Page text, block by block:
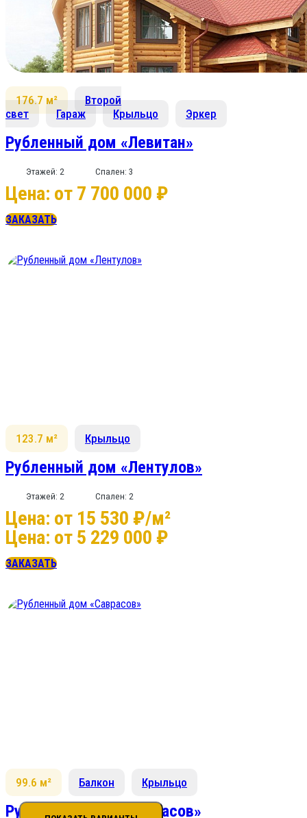
176.7 м²
Второй
свет
Гараж Крыльцо Эркер
Рубленный дом «Левитан»
Этажей: 2 Спален: 3
Цена: от 7 700 000 ₽
ЗАКАЗАТЬ
123.7 м² Крыльцо
Рубленный дом «Лентулов»
Этажей: 2 Спален: 2
Цена: от 15 530 ₽/м²
Цена: от 5 229 000 ₽
ЗАКАЗАТЬ
99.6 м² Балкон Крыльцо
Рубленный дом «Саврасов»